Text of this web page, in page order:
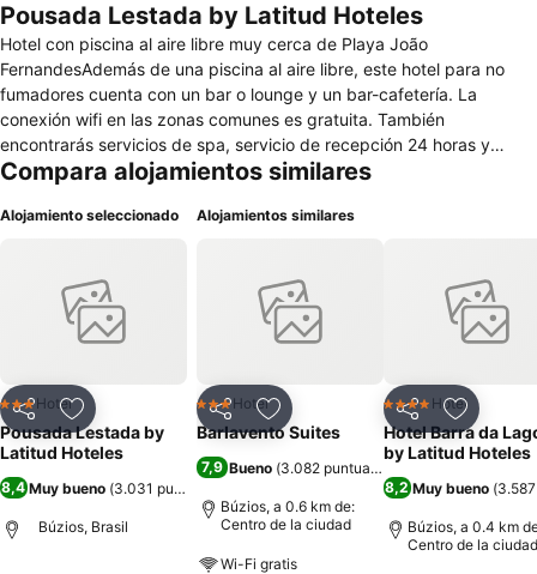
Pousada Lestada by Latitud Hoteles
Hotel con piscina al aire libre muy cerca de Playa João
FernandesAdemás de una piscina al aire libre, este hotel para no
fumadores cuenta con un bar o lounge y un bar-cafetería. La
conexión wifi en las zonas comunes es gratuita. También
encontrarás servicios de spa, servicio de recepción 24 horas y
asistencia turística y para la compra de entradas. Se ofrece servicio
Hoteles ofrece 35 alojamientos con aire acondicionado, caja fuerte
están equipados con ducha. Los huéspedes pueden navegar por la
web gracias a nuestro acceso a Internet wifi gratis (velocidad:
25 Mbps o más). Se ofrece servicio de limpieza todos los días y es
esparcimiento en este hotel incluyen una piscina al aire libre.
Compara alojamientos similares
Alojamiento seleccionado
CompartirAgregar a favoritos
3 Estrellas
Hotel
Pousada Lestada by
Latitud Hoteles
8,4Muy bueno (3.031 puntuaciones
Búzios, Brasil
Alojamientos similares
CompartirAgregar a favoritos
3 Estrellas
Hotel
Barlavento Suites
7,9 Bueno (3.082 puntuaciones
Búzios, a 0.6 km de:
Centro de la ciudad
Wi-Fi gratis
CompartirAgregar
4 EstrellasHotel
Hotel Barra da
by Latitud Hoteles
8,2 Muy bueno (
Búzios, a 0.4 km
Centro de la ciudad